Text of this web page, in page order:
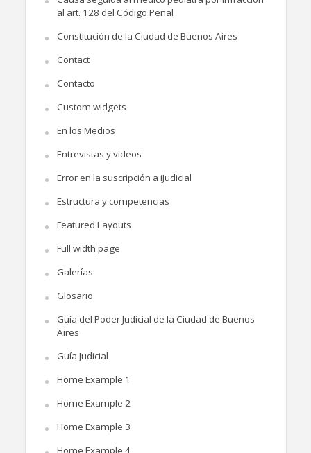
al art. 128 del Código Penal
Constitución de la Ciudad de Buenos Aires
Contact
Contacto
Custom widgets
En los Medios
Entrevistas y videos
Error en la suscripción a iJudicial
Estructura y competencias
Featured Layouts
Full width page
Galerías
Glosario
Guía del Poder Judicial de la Ciudad de Buenos
Aires
Guía Judicial
Home Example 1
Home Example 2
Home Example 3
Home Example 4